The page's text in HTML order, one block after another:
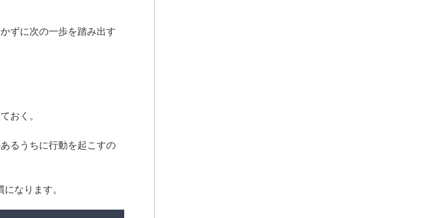
ずに次の一歩を踏み出す
おく。
るうちに行動を起こすの
なります。